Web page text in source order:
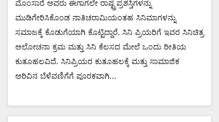
ಮೊಂಸಾರೆ ಅವರು ಈಗಾಗಲೇ ರಾಷ್ಟ್ರಪ್ರಶಸ್ತಿಗಳನ್ನು
ಮುಡಿಗೇರಿಸಿಕೊಂಡ ನಾತಿಚರಾಮಿಯಂತಹ ಸಿನಿಮಾಗಳನ್ನು
ಸಮಾಜಕ್ಕೆ ಕೊಡುಗೆಯಾಗಿ ಕೊಟ್ಟಿದ್ದಾರೆ. ಸಿನಿ ಪ್ರಿಯರಿಗೆ ಇವರ ಸಿನಿಚಿತ್ರ
ಆಲೋಚನಾ ಕ್ರಮ ಮತ್ತು ಸಿನಿ ಕೆಲಸದ ಮೇಲೆ ಒಂದು ರೀತಿಯ
ಕುತೂಹಲವಿದೆ. ಸಿನಿಪ್ರಿಯರ ಕುತೂಹಲಕ್ಕೆ ಮತ್ತು ಸಾಮಾಜಿಕ
ಅರಿವಿನ ಬೆಳೆವಣಿಗೆಗೆ ಪೂರಕವಾಗಿ…